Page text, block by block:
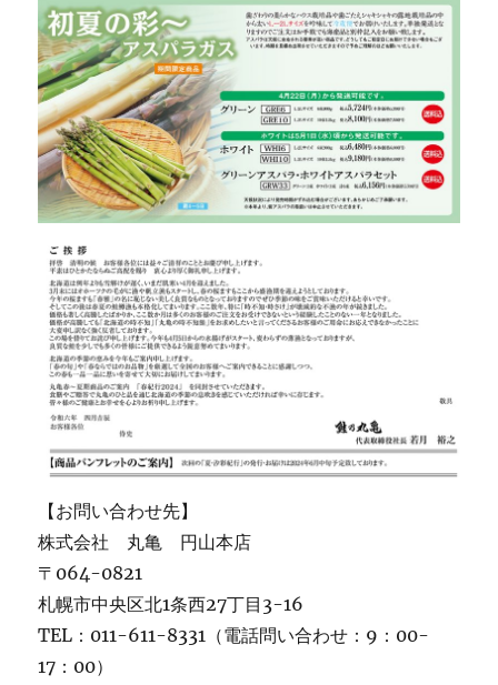
【お問い合わせ先】
株式会社 丸亀 円山本店
〒064-0821
札幌市中央区北1条西27丁目3-16
TEL：011-611-8331（電話問い合わせ：9：00-
17：00）